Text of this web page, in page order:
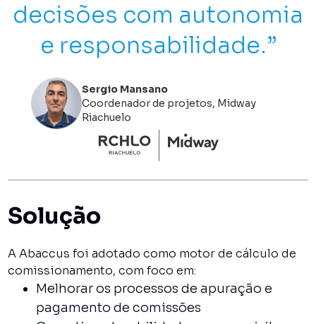
decisões com autonomia
e responsabilidade.”
Sergio Mansano
Coordenador de projetos, Midway
Riachuelo
Solução
A Abaccus foi adotado como motor de cálculo de
comissionamento, com foco em:
Melhorar os processos de apuração e
pagamento de comissões